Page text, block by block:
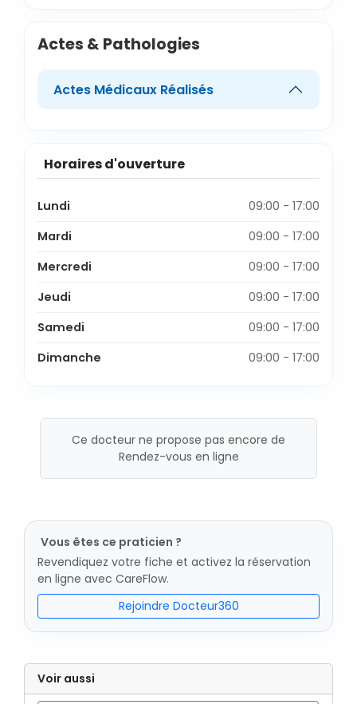
Actes & Pathologies
Actes Médicaux Réalisés
Horaires d'ouverture
Lundi
09:00 - 17:00
Mardi
09:00 - 17:00
Mercredi
09:00 - 17:00
Jeudi
09:00 - 17:00
Samedi
09:00 - 17:00
Dimanche
09:00 - 17:00
Ce docteur ne propose pas encore de
Rendez-vous en ligne
Vous êtes ce praticien ?
Revendiquez votre fiche et activez la réservation
en ligne avec CareFlow.
Rejoindre Docteur360
Voir aussi